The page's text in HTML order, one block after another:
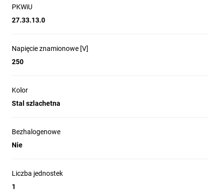
PKWiU
27.33.13.0
Napięcie znamionowe [V]
250
Kolor
Stal szlachetna
Bezhalogenowe
Nie
Liczba jednostek
1